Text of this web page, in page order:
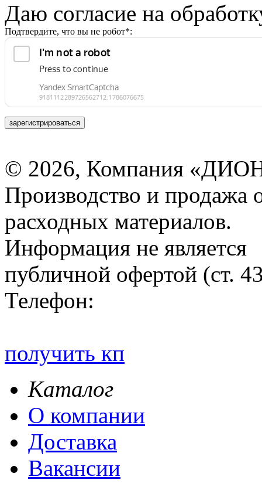
Даю согласие на
Подтвердите, что вы не робот*:
зарегистрироваться
© 2026, Компания
Производство и продажа
расходных материалов.
Информация не является
публичной офертой (ст.
Телефон:
получить кп
Каталог
О компании
Доставка
Вакансии